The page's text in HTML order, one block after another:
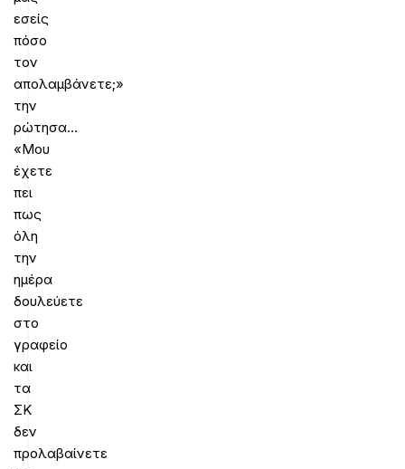
εσείς
πόσο
τον
απολαμβάνετε;»
την
ρώτησα…
«Μου
έχετε
πει
πως
όλη
την
ημέρα
δουλεύετε
στο
γραφείο
και
τα
ΣΚ
δεν
προλαβαίνετε